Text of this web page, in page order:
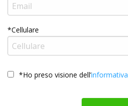
*Cellulare
*Ho preso visione dell’informativa